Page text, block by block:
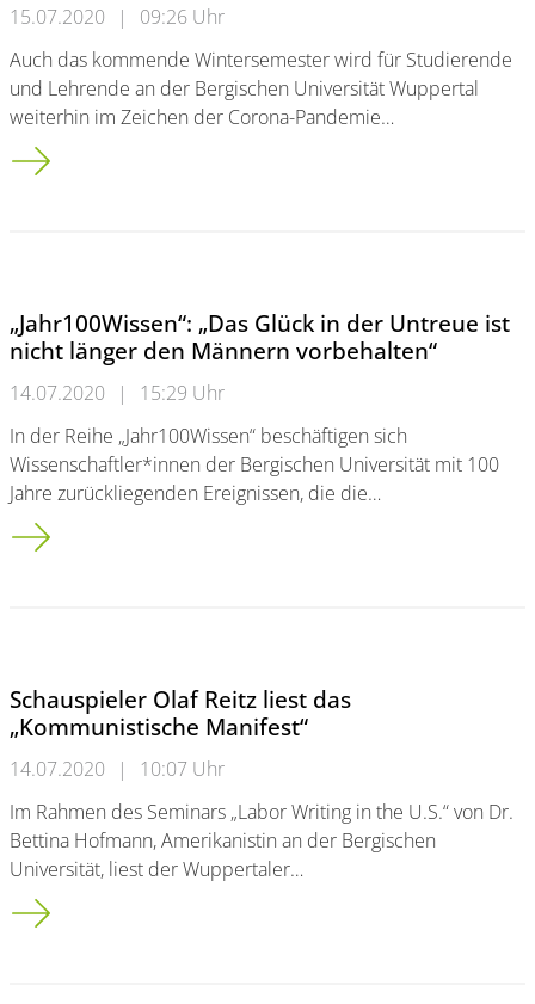
15.07.2020 |
09:26 Uhr
Auch das kommende Wintersemester wird für Studierende
und Lehrende an der Bergischen Universität Wuppertal
weiterhin im Zeichen der Corona-Pandemie…
„So viel Präsenz wie möglich“:<br/> Wintersemester wird
„Jahr100Wissen“: „Das Glück in der Untreue ist
nicht länger den Männern vorbehalten“
14.07.2020 |
15:29 Uhr
In der Reihe „Jahr100Wissen“ beschäftigen sich
Wissenschaftler*innen der Bergischen Universität mit 100
Jahre zurückliegenden Ereignissen, die die…
„Jahr100Wissen“: „Das Glück in der Untreue ist nicht länger
Schauspieler Olaf Reitz liest das
„Kommunistische Manifest“
14.07.2020 |
10:07 Uhr
Im Rahmen des Seminars „Labor Writing in the U.S.“ von Dr.
Bettina Hofmann, Amerikanistin an der Bergischen
Universität, liest der Wuppertaler…
Schauspieler Olaf Reitz liest das „Kommunistische Manifest“